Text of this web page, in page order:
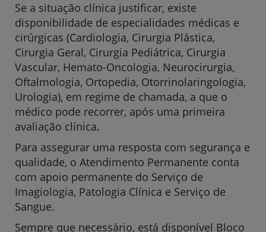
Se a situação clínica justificar, existe
disponibilidade de especialidades médicas e
cirúrgicas (Cardiologia, Cirurgia Plástica,
Cirurgia Geral, Cirurgia Pediátrica, Cirurgia
Vascular, Hemato-Oncologia, Neurocirurgia,
Oftalmologia, Ortopedia, Otorrinolaringologia,
Urologia), em regime de chamada, a que o
médico pode recorrer, após uma primeira
avaliação clínica.
Para assegurar uma resposta com segurança e
qualidade, o Atendimento Permanente conta
com apoio permanente do Serviço de
Imagiologia, Patologia Clínica e Serviço de
Sangue.
Sempre que necessário, está disponível Bloco